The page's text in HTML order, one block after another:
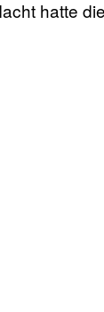
hatte